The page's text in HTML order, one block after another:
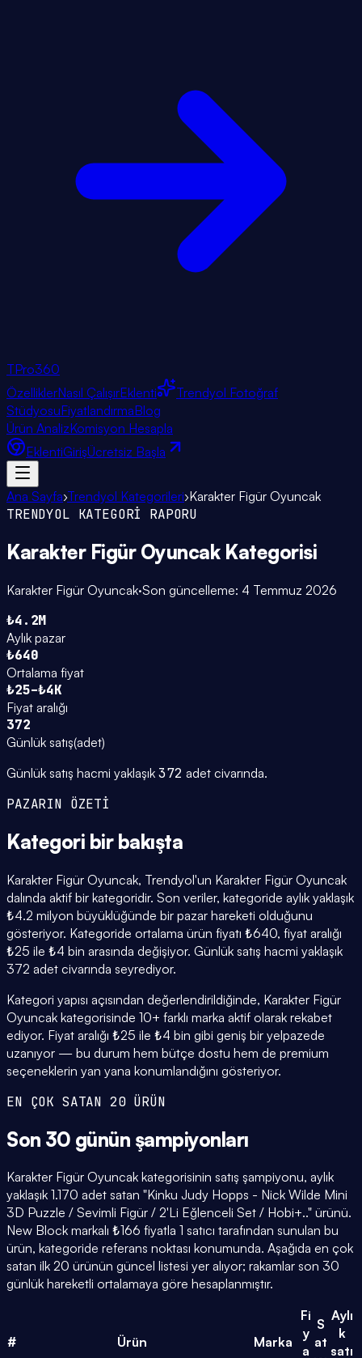
TPro360
ÖzelliklerNasıl ÇalışırEklenti
Trendyol Fotoğraf
StüdyosuFiyatlandırmaBlog
Ürün AnalizKomisyon Hesapla
EklentiGirişÜcretsiz Başla
Ana Sayfa›Trendyol Kategorileri›Karakter Figür Oyuncak
TRENDYOL KATEGORİ RAPORU
Karakter Figür Oyuncak Kategorisi
Karakter Figür Oyuncak·Son güncelleme: 4 Temmuz 2026
₺4.2M
Aylık pazar
₺640
Ortalama fiyat
₺25–₺4K
Fiyat aralığı
372
Günlük satış(adet)
Günlük satış hacmi yaklaşık 372 adet civarında.
PAZARIN ÖZETİ
Kategori bir bakışta
Karakter Figür Oyuncak, Trendyol'un Karakter Figür Oyuncak
dalında aktif bir kategoridir. Son veriler, kategoride aylık yaklaşık
₺4.2 milyon büyüklüğünde bir pazar hareketi olduğunu
gösteriyor. Kategoride ortalama ürün fiyatı ₺640, fiyat aralığı
₺25 ile ₺4 bin arasında değişiyor. Günlük satış hacmi yaklaşık
372 adet civarında seyrediyor.
Kategori yapısı açısından değerlendirildiğinde, Karakter Figür
Oyuncak kategorisinde 10+ farklı marka aktif olarak rekabet
ediyor. Fiyat aralığı ₺25 ile ₺4 bin gibi geniş bir yelpazede
uzanıyor — bu durum hem bütçe dostu hem de premium
seçeneklerin yan yana konumlandığını gösteriyor.
EN ÇOK SATAN 20 ÜRÜN
Son 30 günün şampiyonları
Karakter Figür Oyuncak kategorisinin satış şampiyonu, aylık
yaklaşık 1.170 adet satan "Kinku Judy Hopps - Nick Wilde Mini
3D Puzzle / Sevimli Figür / 2'Li Eğlenceli Set / Hobi+.." ürünü.
New Block markalı ₺166 fiyatla 1 satıcı tarafından sunulan bu
ürün, kategoride referans noktası konumunda. Aşağıda en çok
satan ilk 20 ürünün güncel listesi yer alıyor; rakamlar son 30
günlük hareketli ortalamaya göre hesaplanmıştır.
# Ürün Marka
Fi
y
a
S
at
Aylı
k
satı